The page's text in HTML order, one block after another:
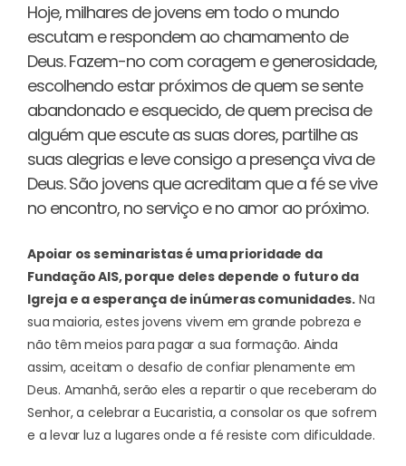
Hoje, milhares de jovens em todo o mundo
escutam e respondem ao chamamento de
Deus. Fazem-no com coragem e generosidade,
escolhendo estar próximos de quem se sente
abandonado e esquecido, de quem precisa de
alguém que escute as suas dores, partilhe as
suas alegrias e leve consigo a presença viva de
Deus. São jovens que acreditam que a fé se vive
no encontro, no serviço e no amor ao próximo.
Apoiar os seminaristas é uma prioridade da
Fundação AIS, porque deles depende o futuro da
Igreja e a esperança de inúmeras comunidades. Na
sua maioria, estes jovens vivem em grande pobreza e
não têm meios para pagar a sua formação. Ainda
assim, aceitam o desafio de confiar plenamente em
Deus. Amanhã, serão eles a repartir o que receberam do
Senhor, a celebrar a Eucaristia, a consolar os que sofrem
e a levar luz a lugares onde a fé resiste com dificuldade.